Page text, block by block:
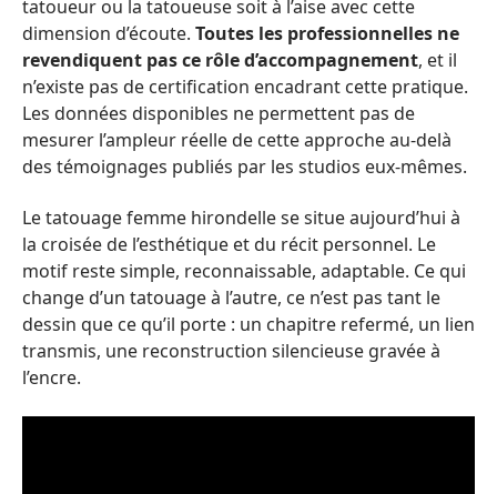
tatoueur ou la tatoueuse soit à l’aise avec cette
dimension d’écoute. Toutes les professionnelles ne
revendiquent pas ce rôle d’accompagnement, et il
n’existe pas de certification encadrant cette pratique.
Les données disponibles ne permettent pas de
mesurer l’ampleur réelle de cette approche au-delà
des témoignages publiés par les studios eux-mêmes.
Le tatouage femme hirondelle se situe aujourd’hui à
la croisée de l’esthétique et du récit personnel. Le
motif reste simple, reconnaissable, adaptable. Ce qui
change d’un tatouage à l’autre, ce n’est pas tant le
dessin que ce qu’il porte : un chapitre refermé, un lien
transmis, une reconstruction silencieuse gravée à
l’encre.